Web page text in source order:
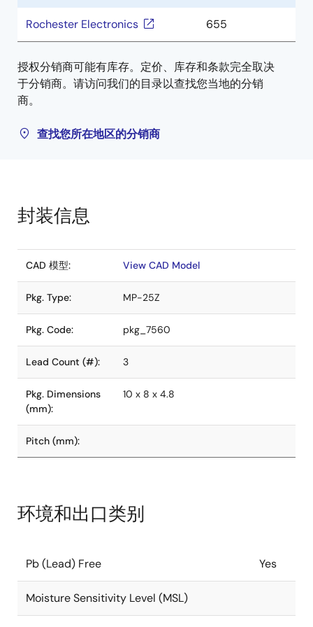
Rochester Electronics 655
授权分销商可能有库存。定价、库存和条款完全取决
于分销商。请访问我们的目录以查找您当地的分销
商。
查找您所在地区的分销商
封装信息
CAD 模型: View CAD Model
Pkg. Type: MP-25Z
Pkg. Code: pkg_7560
Lead Count (#): 3
Pkg. Dimensions
(mm):
10 x 8 x 4.8
Pitch (mm):
环境和出口类别
Pb (Lead) Free Yes
Moisture Sensitivity Level (MSL)